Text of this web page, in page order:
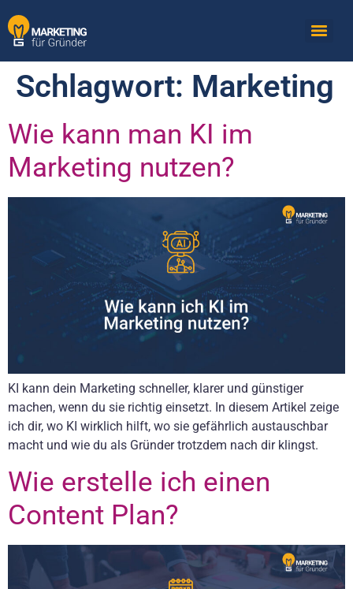
Schlagwort: Marketing
Wie kann man KI im
Marketing nutzen?
KI kann dein Marketing schneller, klarer und günstiger
machen, wenn du sie richtig einsetzt. In diesem Artikel zeige
ich dir, wo KI wirklich hilft, wo sie gefährlich austauschbar
macht und wie du als Gründer trotzdem nach dir klingst.
Wie erstelle ich einen
Content Plan?